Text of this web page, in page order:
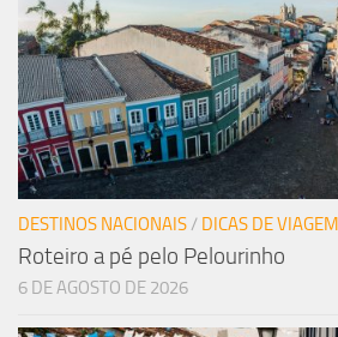
DESTINOS NACIONAIS/ DICAS DE VIAGEM
Roteiro a pé pelo Pelourinho
6 DE AGOSTO DE 2026